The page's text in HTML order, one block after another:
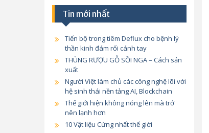
Tin mới nhất
Tiến bộ trong tiêm Deflux cho bệnh lý
thần kinh đám rối cánh tay
THÙNG RƯỢU GỖ SỒI NGA – Cách sản
xuất
Người Việt làm chủ các công nghệ lõi với
hệ sinh thái nền tảng AI, Blockchain
Thế giới hiện không nóng lên mà trở
nên lạnh hơn
10 Vật liệu Cứng nhất thế giới